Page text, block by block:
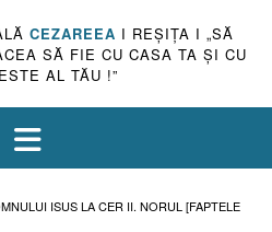
CEZAREEA I REŞIŢA I „SĂ
SĂ FIE CU CASA TA ŞI CU
AL TĂU !”
ISUS LA CER II. NORUL [FAPTELE